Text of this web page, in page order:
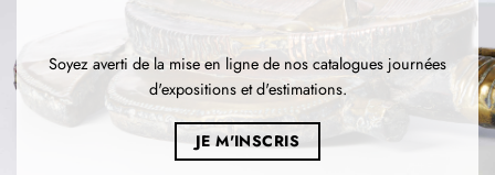
Soyez averti de la mise en ligne de nos catalogues journées
d'expositions et d'estimations.
JE M'INSCRIS